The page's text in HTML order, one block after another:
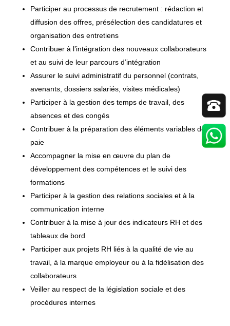
Participer au processus de recrutement : rédaction et
diffusion des offres, présélection des candidatures et
organisation des entretiens
Contribuer à l’intégration des nouveaux collaborateurs
et au suivi de leur parcours d’intégration
Assurer le suivi administratif du personnel (contrats,
avenants, dossiers salariés, visites médicales)
Participer à la gestion des temps de travail, des
absences et des congés
Contribuer à la préparation des éléments variables de
paie
Accompagner la mise en œuvre du plan de
développement des compétences et le suivi des
formations
Participer à la gestion des relations sociales et à la
communication interne
Contribuer à la mise à jour des indicateurs RH et des
tableaux de bord
Participer aux projets RH liés à la qualité de vie au
travail, à la marque employeur ou à la fidélisation des
collaborateurs
Veiller au respect de la législation sociale et des
procédures internes